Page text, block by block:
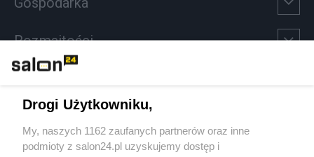
Rozmaitości
Sport
Drogi Użytkowniku,
My, naszych 1162 zaufanych partnerów oraz inne
podmioty z salon24.pl uzyskujemy dostęp i